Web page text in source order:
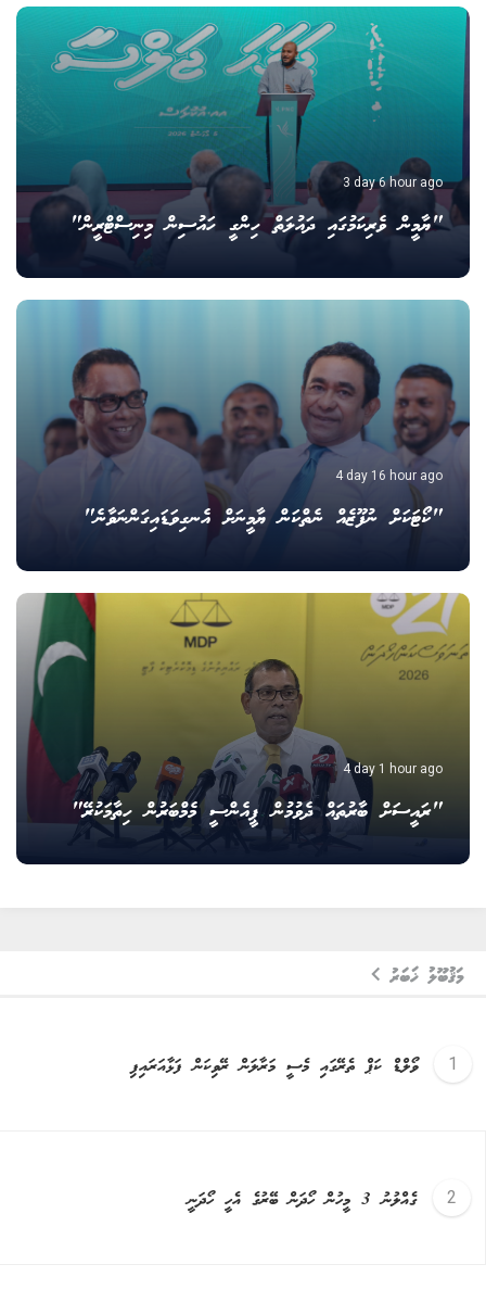
3 day 6 hour ago
"ޔާމީން ވެރިކަމުގައި ދައުލަތް ހިންގީ ހައުސިން މިނިސްޓްރީން"
4 day 16 hour ago
"ކޯޓަކަށް ނުފޫޒެއް ނެތްކަން ޔާމީނަށް އެނގިވަޑައިގަންނަވާނެ"
4 day 1 hour ago
"ރައީސަށް ބާރުތައް ދެވުމުން ޕީއެންސީ މެމްބަރުން ހިތާމަކުރޭ"
މަޤުބޫލު ޚަބަރު
ވޯލްޑް ކަޕް ތެރޭގައި މެސީ މަރާލަން ރޭވިކަން ފަޅާއަރައިފި
ގެއްލުނު 3 މީހުން ހޯދަން ބޭރުގެ އެހީ ހޯދަނީ